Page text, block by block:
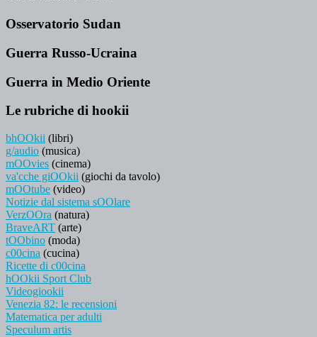
Osservatorio Sudan
Guerra Russo-Ucraina
Guerra in Medio Oriente
Le rubriche di hookii
bhOOkii (libri)
g/audio (musica)
mOOvies (cinema)
va'cche giOOkii (giochi da tavolo)
mOOtube (video)
Notizie dal sistema sOOlare
VerzOOra (natura)
BraveART (arte)
tOObino (moda)
c00cina (cucina)
Ricette di c00cina
hOOkii Sport Club
Videogiookii
Venezia 82: le recensioni
Matematica per adulti
Speculum artis